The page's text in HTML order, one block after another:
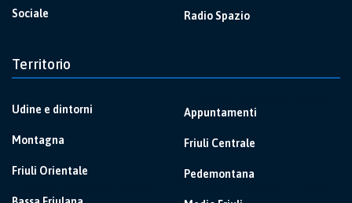
Sociale Radio Spazio
Territorio
Udine e dintorni
Montagna
Friuli Orientale
Appuntamenti
Friuli Centrale
Pedemontana